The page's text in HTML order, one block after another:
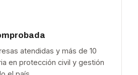
atendidas y más de 10
en protección civil y gestión